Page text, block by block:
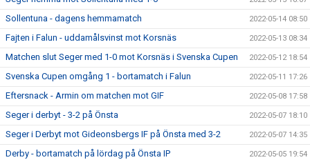
Sollentuna - dagens hemmamatch 2022-05-14 08:50
Fajten i Falun - uddamålsvinst mot Korsnäs 2022-05-13 08:34
Matchen slut Seger med 1-0 mot Korsnäs i Svenska Cupen 2022-05-12 18:54
Svenska Cupen omgång 1 - bortamatch i Falun 2022-05-11 17:26
Eftersnack - Armin om matchen mot GIF 2022-05-08 17:58
Seger i derbyt - 3-2 på Önsta 2022-05-07 18:10
Seger i Derbyt mot Gideonsbergs IF på Önsta med 3-2 2022-05-07 14:35
Derby - bortamatch på lördag på Önsta IP 2022-05-05 19:54